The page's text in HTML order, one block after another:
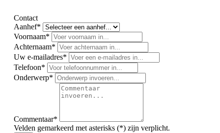
Contact
Aanhef*
Voornaam*
Achternaam*
Uw e-mailadres*
Telefoon*
Onderwerp*
Commentaar*
Velden gemarkeerd met asterisks (*) zijn verplicht.